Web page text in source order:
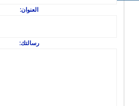
العنوان:
رسالتك: